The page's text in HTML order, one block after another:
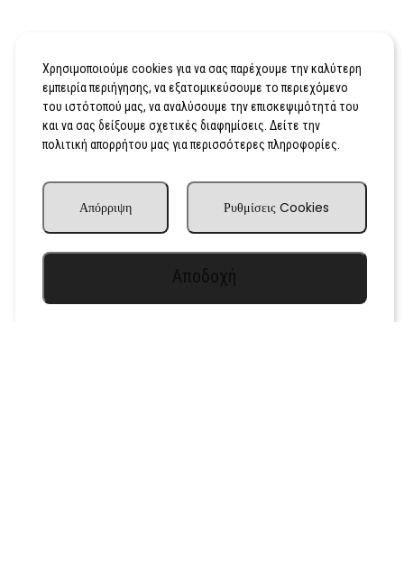
Χρησιμοποιούμε cookies για να σας παρέχουμε την καλύτερη
εμπειρία περιήγησης, να εξατομικεύσουμε το περιεχόμενο
του ιστότοπού μας, να αναλύσουμε την επισκεψιμότητά του
και να σας δείξουμε σχετικές διαφημίσεις. Δείτε την
πολιτική απορρήτου μας για περισσότερες πληροφορίες.
Ρυθμίσεις Cookies
Απόρριψη